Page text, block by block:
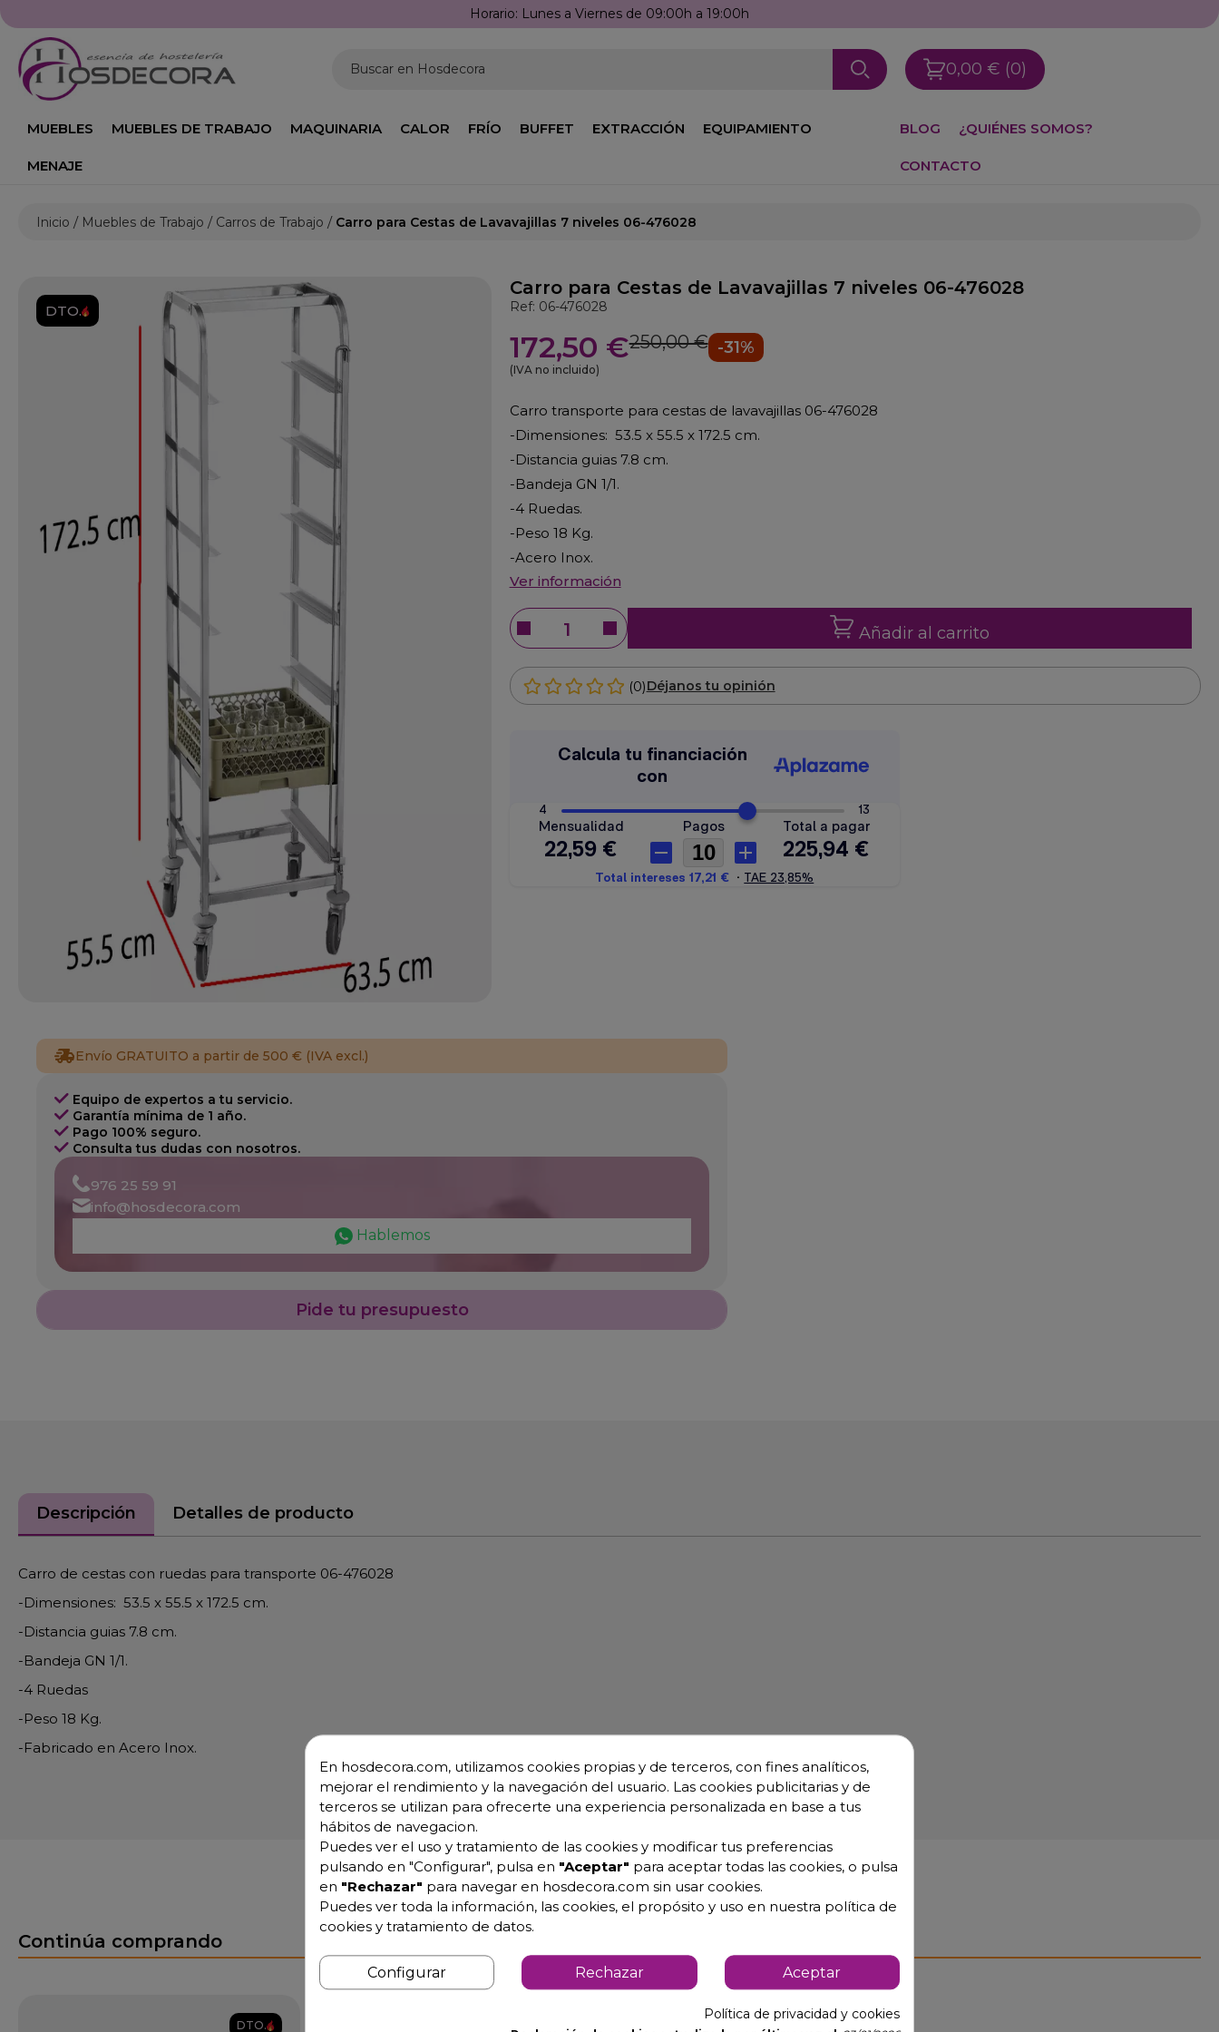
a 19:00h
Buscar en Hosdecora 0,00 € (0)
MUEBLES MUEBLES DE TRABAJO MAQUINARIA CALOR FRÍO BUFFET EXTRACCIÓN EQUIPAMIENTO
MENAJE
BLOG ¿QUIÉNES SOMOS?
CONTACTO
Inicio Muebles de Trabajo Carros de Trabajo Carro para Cestas de Lavavajillas 7 niveles 06-476028
DTO.
Carro para Cestas de Lavavajillas 7 niveles 06-476028
Ref: 06-476028
172,50 €250,00 € -31%
(IVA no incluido)
Carro transporte para cestas de lavavajillas 06-476028
-Dimensiones: 53.5 x 55.5 x 172.5 cm.
-Distancia guias 7.8 cm.
-Bandeja GN 1/1.
-4 Ruedas.
-Peso 18 Kg.
-Acero Inox.
Ver información
Añadir al carrito
(0)Déjanos tu opinión
Envío GRATUITO a partir de 500 € (IVA excl.)
Equipo de expertos a tu servicio.
Garantía mínima de 1 año.
Pago 100% seguro.
Consulta tus dudas con nosotros.
976 25 59 91
info@hosdecora.com
Hablemos
Pide tu presupuesto
Descripción Detalles de producto
Carro de cestas con ruedas para transporte 06-476028
-Dimensiones: 53.5 x 55.5 x 172.5 cm.
-Distancia guias 7.8 cm.
-Bandeja GN 1/1.
-4 Ruedas
-Peso 18 Kg.
-Fabricado en Acero Inox.
Continúa comprando
DTO.
En hosdecora.com, utilizamos cookies propias y de terceros, con fines analíticos,
mejorar el rendimiento y la navegación del usuario. Las cookies publicitarias y de
terceros se utilizan para ofrecerte una experiencia personalizada en base a tus
hábitos de navegacion.
Puedes ver el uso y tratamiento de las cookies y modificar tus preferencias
pulsando en "Configurar", pulsa en "Aceptar" para aceptar todas las cookies, o pulsa
en "Rechazar" para navegar en hosdecora.com sin usar cookies.
Puedes ver toda la información, las cookies, el propósito y uso en nuestra política de
cookies y tratamiento de datos.
Configurar Rechazar Aceptar
Política de privacidad y cookies